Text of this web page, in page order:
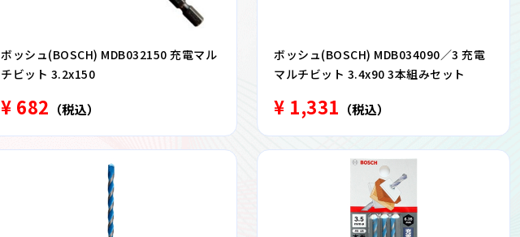
ボッシュ(BOSCH) MDB032150 充電マル
チビット 3.2x150
¥ 682 （税込）
ボッシュ(BOSCH) MDB034090／3 充電
マルチビット 3.4x90 3本組みセット
¥ 1,331 （税込）